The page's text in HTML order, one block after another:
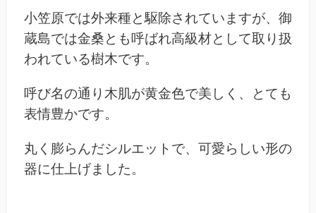
小笠原では外来種と駆除されていますが、御
蔵島では金桑とも呼ばれ高級材として取り扱
われている樹木です。
呼び名の通り木肌が黄金色で美しく、とても
表情豊かです。
丸く膨らんだシルエットで、可愛らしい形の
器に仕上げました。